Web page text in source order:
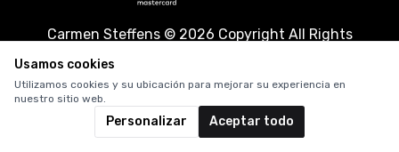
Carmen Steffens© 2026 Copyright All Rights
Usamos cookies
Utilizamos cookies y su ubicación para mejorar su experiencia en
nuestro sitio web.
Personalizar Aceptar todo